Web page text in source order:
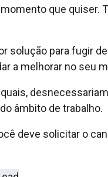
que quiser.
solução para fugir
a melhorar no seu
âmbito de trabalho.
deve solicitar o